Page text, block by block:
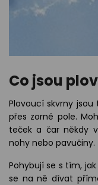
Co jsou
Plovoucí skvrny jsou
přes zorné pole.
teček a čar někdy
nohy nebo pavučiny.
Pohybují se s tím,
se na ně dívat